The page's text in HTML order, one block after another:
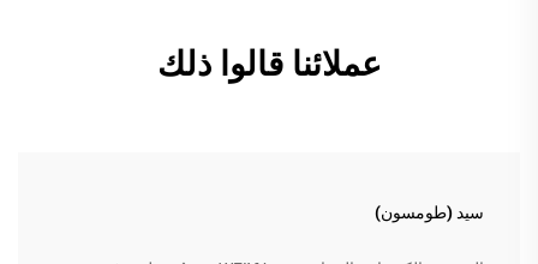
عملائنا قالوا ذلك
سيد (طومسون)